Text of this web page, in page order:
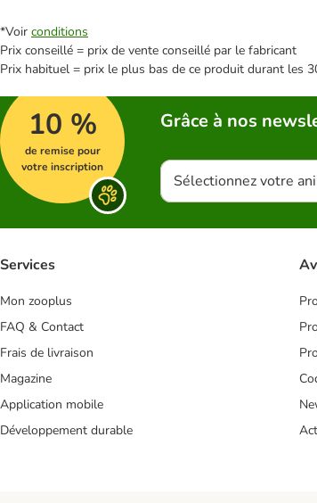
*Voir conditions
Prix conseillé = prix de vente conseillé par le fabricant
Prix habituel = prix le plus bas de ce produit durant les
10 %
de remise pour
votre inscription
Grâce à nos
Sélectionnez votre
Services
Mon zooplus
FAQ & Contact
Frais de livraison
Magazine
Application mobile
Développement durable